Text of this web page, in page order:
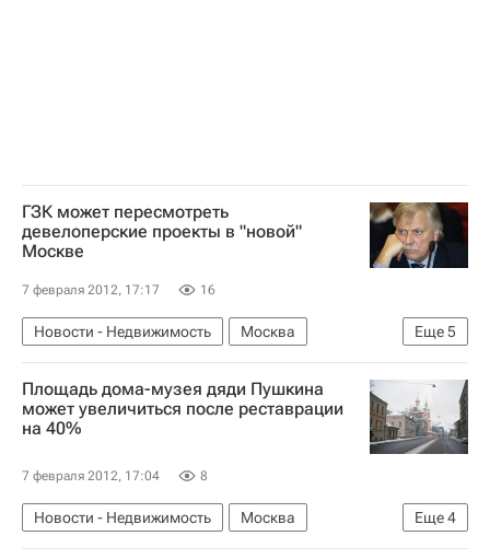
ГЗК может пересмотреть
девелоперские проекты в "новой"
Москве
7 февраля 2012, 17:17 16
Еще5
Новости - Недвижимость
Москва
Расширение Москвы
Девелопмент
Сергей Собянин
Александр Кузьмин
Россия
Площадь дома-музея дяди Пушкина
может увеличиться после реставрации
на 40%
7 февраля 2012, 17:04 8
Еще4
Новости - Недвижимость
Москва
Реставрация
Александр Кибовский